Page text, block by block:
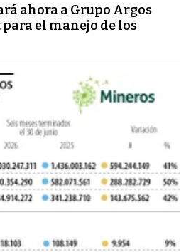
ahora a Grupo Argos
el manejo de los